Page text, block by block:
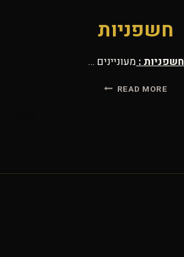
חשפניות
חשפניות : מעוניינים …
READ MORE חשפניות